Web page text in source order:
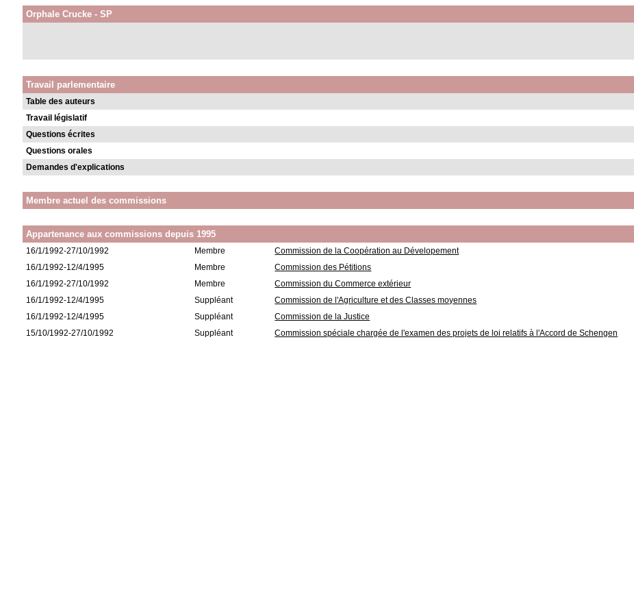
Orphale Crucke - SP
Travail parlementaire
Table des auteurs
Travail législatif
Questions écrites
Questions orales
Demandes d'explications
Membre actuel des commissions
Appartenance aux commissions depuis 1995
16/1/1992-27/10/1992 Membre
Commission de la Coopération au Dévelopement
16/1/1992-12/4/1995
Membre
Commission des Pétitions
16/1/1992-27/10/1992
Membre
Commission du Commerce extérieur
16/1/1992-12/4/1995
Suppléant
Commission de l'Agriculture et des Classes moyennes
16/1/1992-12/4/1995
Suppléant
Commission de la Justice
15/10/1992-27/10/1992
Suppléant Commission spéciale chargée de l'examen des projets de loi relatifs à l'Accord de Schengen